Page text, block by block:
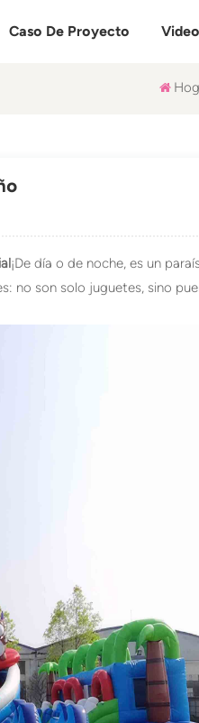
Caso De Proyecto Video
¡De día o de noche, es un
no son solo juguetes, sino